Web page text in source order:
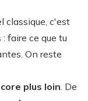
classique, c'est
faire ce que tu
On reste
plus loin. De